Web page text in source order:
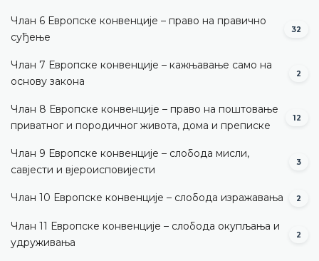
Члан 6 Европске конвенције – право на правично
суђење
32
Члан 7 Европске конвенције – кажњавање само на
основу закона
2
Члан 8 Европске конвенције – право на поштовање
приватног и породичног живота, дома и преписке
12
Члан 9 Европске конвенције – слобода мисли,
савјести и вјероисповијести
3
Члан 10 Европске конвенције – слобода изражавања 2
Члан 11 Европске конвенције – слобода окупљања и
удруживања
2